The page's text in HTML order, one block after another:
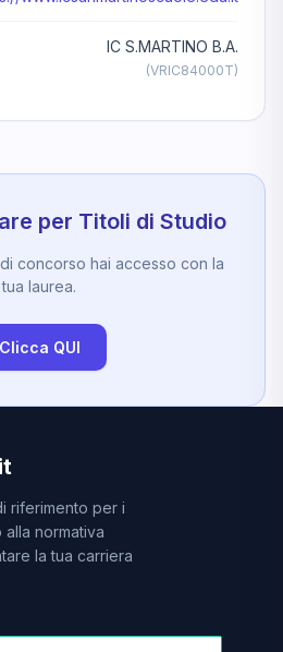
IC S.MARTINO B.A.
(VRIC84000T)
per Titoli di Studio
concorso hai accesso con la
tua laurea.
Clicca QUI
riferimento per i
normativa
la tua carriera